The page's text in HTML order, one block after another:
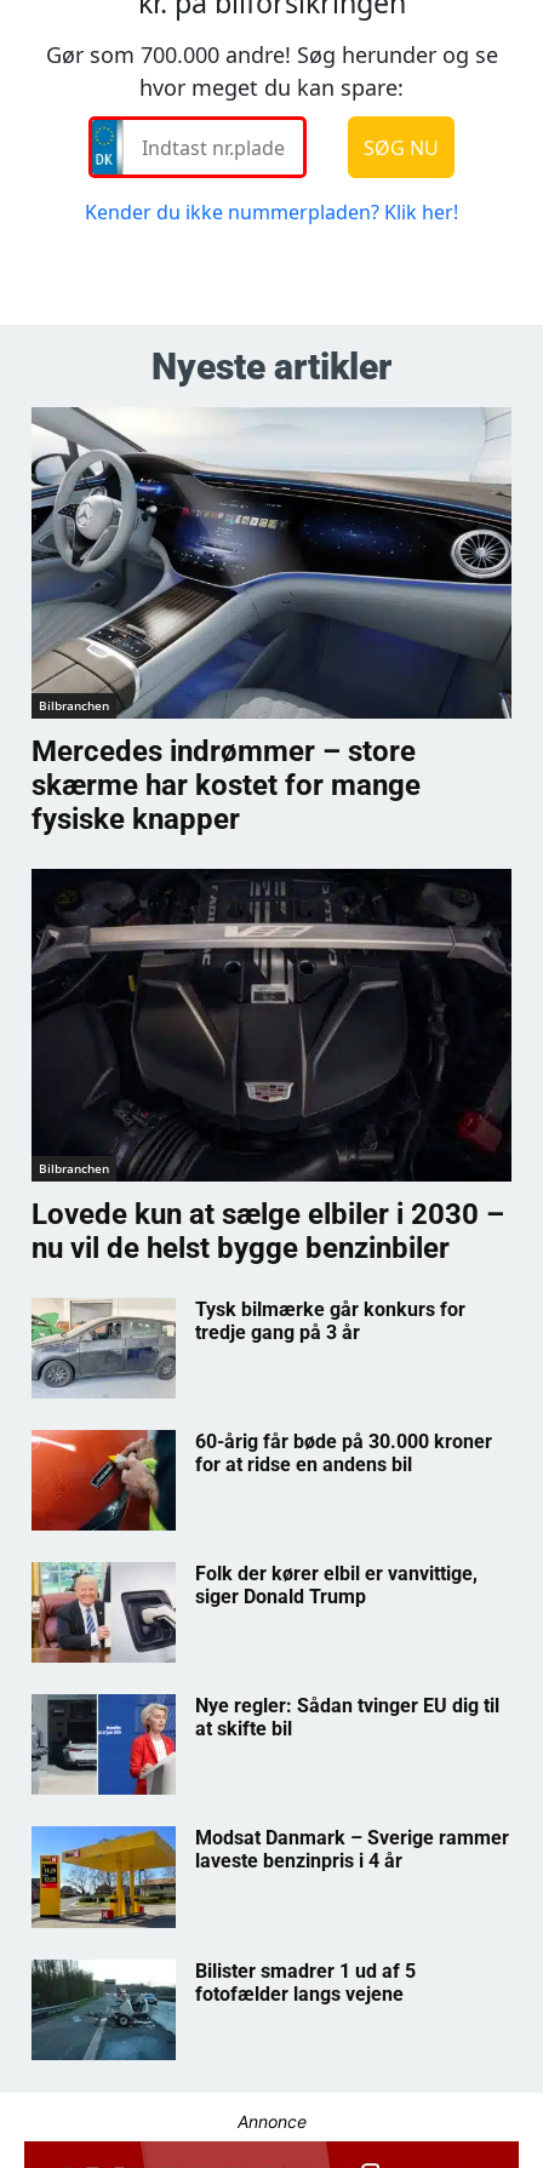
Nyeste artikler
Bilbranchen
Mercedes indrømmer – store
skærme har kostet for mange
fysiske knapper
Bilbranchen
Lovede kun at sælge elbiler i 2030 –
nu vil de helst bygge benzinbiler
Tysk bilmærke går konkurs for
tredje gang på 3 år
60-årig får bøde på 30.000 kroner
for at ridse en andens bil
Folk der kører elbil er vanvittige,
siger Donald Trump
Nye regler: Sådan tvinger EU dig til
at skifte bil
Modsat Danmark – Sverige rammer
laveste benzinpris i 4 år
Bilister smadrer 1 ud af 5
fotofælder langs vejene
Annonce